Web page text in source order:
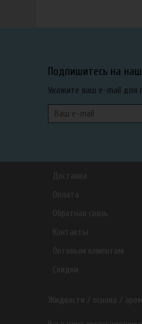
Подпишитесь на
Укажите ваш e-mail для
Доставка
Оплата
Обратная связь
Контакты
Оптовым клиентам
Скидки
Жидкости / основа /